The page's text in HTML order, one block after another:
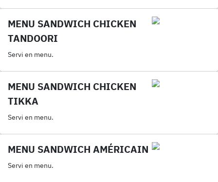
MENU SANDWICH CHICKEN
TANDOORI
Servi en menu.
MENU SANDWICH CHICKEN
TIKKA
Servi en menu.
MENU SANDWICH AMÉRICAIN
Servi en menu.